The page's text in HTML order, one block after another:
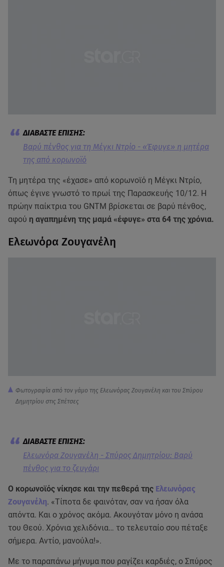
Βαρύ πένθος για τη Μέγκι Ντρίο - «Έφυγε» η μητέρα
της από κορωνοϊό
Τη μητέρα της «έχασε» από κορωνοϊό η Μέγκι Ντρίο,
όπως έγινε γνωστό το πρωί της Παρασκευής 10/12. Η
πρώην παίκτρια του GNTM βρίσκεται σε βαρύ πένθος,
αφού η αγαπημένη της μαμά «έφυγε» στα 64 της χρόνια.
Ελεωνόρα Ζουγανέλη
Φωτογραφία από τον γάμο της Ελεωνόρας Ζουγανέλη και του Σπύρου
Δημητρίου στις Σπέτσες
Ελεωνόρα Ζουγανέλη - Σπύρος Δημητρίου: Βαρύ
πένθος για το ζευγάρι
Ο κορωνοϊός νίκησε και την πεθερά της Ελεωνόρας
Ζουγανέλη. «Τίποτα δε φαινόταν, σαν να ήσαν όλα
απόντα. Και ο χρόνος ακόμα. Ακουγόταν μόνο η ανάσα
του Θεού. Χρόνια χελιδόνια… το τελευταίο σου πέταξε
σήμερα. Αντίο, μανούλα!».
Με το παραπάνω μήνυμα που ραγίζει καρδιές, ο Σπύρος